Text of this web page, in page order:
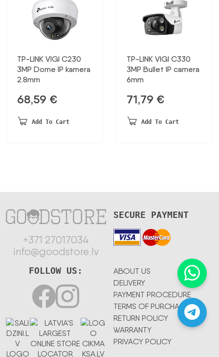
TP-LINK VIGI C230
3MP Dome IP kamera
2.8mm
68,59 €
Add To Cart
TP-LINK VIGI C330
3MP Bullet IP camera
6mm
71,79 €
Add To Cart
+371 27017034
info@goodstore.lv
SECURE PAYMENT
ABOUT US
DELIVERY
PAYMENT PROCEDURE
TERMS OF PURCHASE
RETURN POLICY
WARRANTY
PRIVACY POLICY
FOLLOW US: